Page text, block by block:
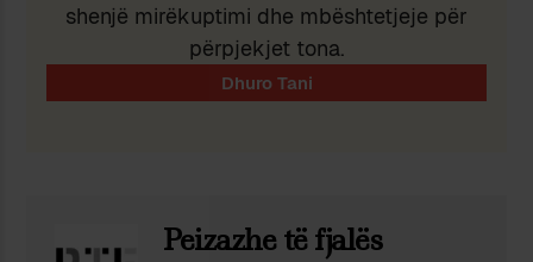
shenjë mirëkuptimi dhe mbështetjeje për
përpjekjet tona.
Peizazhe të fjalës